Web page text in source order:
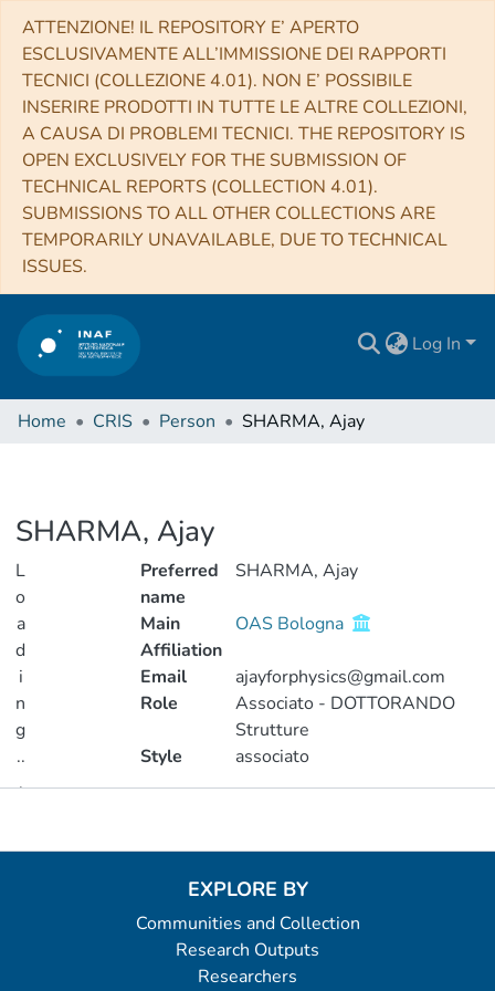
ATTENZIONE! IL REPOSITORY E’ APERTO
ESCLUSIVAMENTE ALL’IMMISSIONE DEI RAPPORTI
TECNICI (COLLEZIONE 4.01). NON E’ POSSIBILE
INSERIRE PRODOTTI IN TUTTE LE ALTRE COLLEZIONI,
A CAUSA DI PROBLEMI TECNICI. THE REPOSITORY IS
OPEN EXCLUSIVELY FOR THE SUBMISSION OF
TECHNICAL REPORTS (COLLECTION 4.01).
SUBMISSIONS TO ALL OTHER COLLECTIONS ARE
TEMPORARILY UNAVAILABLE, DUE TO TECHNICAL
ISSUES.
Log In
Home CRIS Person SHARMA, Ajay
SHARMA, Ajay
L
o
a
d
i
n
g
..
.
Preferred
name
SHARMA, Ajay
Main
Affiliation
OAS Bologna
Email
ajayforphysics@gmail.com
Role
Associato - DOTTORANDO
Strutture
Style
associato
EXPLORE BY
Communities and Collection
Research Outputs
Researchers